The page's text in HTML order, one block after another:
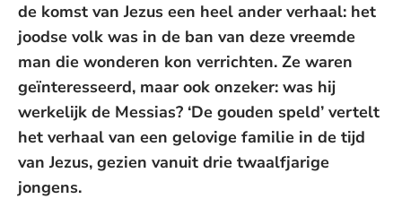
de komst van Jezus een heel ander verhaal: het
joodse volk was in de ban van deze vreemde
man die wonderen kon verrichten. Ze waren
geïnteresseerd, maar ook onzeker: was hij
werkelijk de Messias? ‘De gouden speld’ vertelt
het verhaal van een gelovige familie in de tijd
van Jezus, gezien vanuit drie twaalfjarige
jongens.